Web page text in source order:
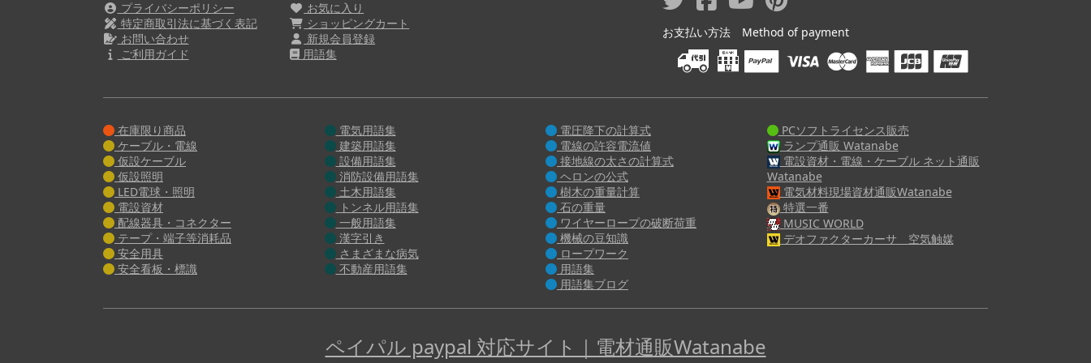
プライバシーポリシー
特定商取引法に基づく表記
お問い合わせ
ご利用ガイド
お気に入り
ショッピングカート
新規会員登録
用語集
お支払い方法 Method of payment
在庫限り商品
ケーブル・電線
仮設ケーブル
仮設照明
LED電球・照明
電設資材
配線器具・コネクター
テープ・端子等消耗品
安全用具
安全看板・標識
電気用語集
建築用語集
設備用語集
消防設備用語集
土木用語集
トンネル用語集
一般用語集
漢字引き
さまざまな病気
不動産用語集
電圧降下の計算式
電線の許容電流値
接地線の太さの計算式
ヘロンの公式
樹木の重量計算
石の重量
ワイヤーロープの破断荷重
機械の豆知識
ロープワーク
用語集
用語集ブログ
PCソフトライセンス販売
ランプ通販 Watanabe
電設資材・電線・ケーブル ネット通販
Watanabe
電気材料現場資材通販Watanabe
特選一番
MUSIC WORLD
デオファクターカーサ 空気触媒
ペイパル paypal 対応サイト｜電材通販Watanabe